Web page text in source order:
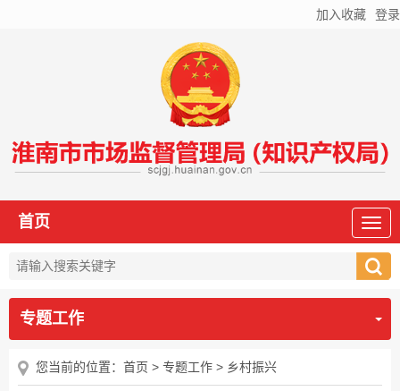
加入收藏 登录
首页
专题工作
您当前的位置： 首页 > 专题工作 > 乡村振兴